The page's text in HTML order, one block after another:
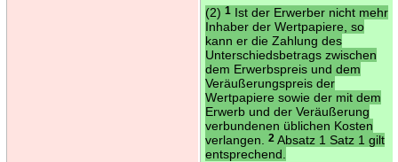
(2) 1Ist der Erwerber nicht mehr
Inhaber der Wertpapiere, so
kann er die Zahlung des
Unterschiedsbetrags zwischen
dem Erwerbspreis und dem
Veräußerungspreis der
Wertpapiere sowie der mit dem
Erwerb und der Veräußerung
verbundenen üblichen Kosten
verlangen.
2Absatz 1 Satz 1 gilt
entsprechend.